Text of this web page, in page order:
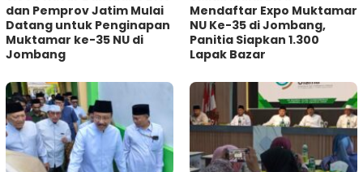
dan Pemprov Jatim Mulai
Datang untuk Penginapan
Muktamar ke-35 NU di
Jombang
Mendaftar Expo Muktamar
NU Ke-35 di Jombang,
Panitia Siapkan 1.300
Lapak Bazar